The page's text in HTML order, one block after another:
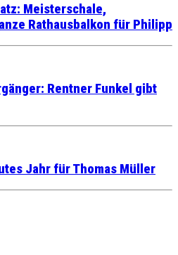
Meisterschale,
Rathausbalkon für Philipp
Rentner Funkel gibt
Jahr für Thomas Müller